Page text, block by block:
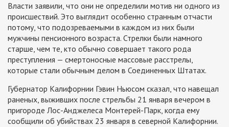
Власти заявили, что они не определили мотив ни одного из
происшествий. Это выглядит особенно странным отчасти
потому, что подозреваемыми в каждом из них были
мужчины пенсионного возраста. Стрелки были намного
старше, чем те, кто обычно совершает такого рода
преступления — смертоносные массовые расстрелы,
которые стали обычным делом в Соединенных Штатах.
Губернатор Калифорнии Гэвин Ньюсом сказал, что навещал
раненых, выживших после стрельбы 21 января вечером в
пригороде Лос-Анджелеса Монтерей-Парк, когда ему
сообщили об убийствах 23 января в северной Калифорнии.